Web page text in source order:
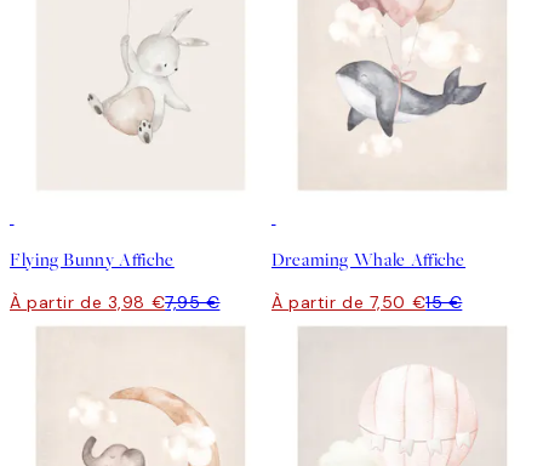
Flying Bunny Affiche
À partir de 3,98 €7,95 €
Dreaming Whale Affiche
À partir de 7,50 €15 €